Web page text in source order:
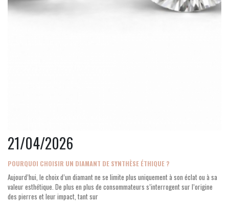
21/04/2026
POURQUOI CHOISIR UN DIAMANT DE SYNTHÈSE ÉTHIQUE ?
Aujourd’hui, le choix d’un diamant ne se limite plus uniquement à son éclat ou à sa
valeur esthétique. De plus en plus de consommateurs s’interrogent sur l’origine
des pierres et leur impact, tant sur